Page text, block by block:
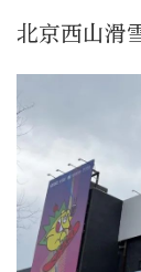
北京西山滑